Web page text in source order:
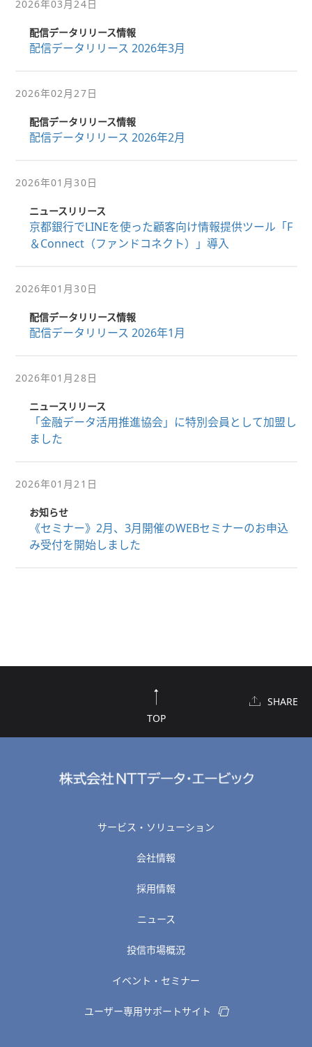
2026年03月24日
配信データリリース情報
配信データリリース 2026年3月
2026年02月27日
配信データリリース情報
配信データリリース 2026年2月
2026年01月30日
ニュースリリース
京都銀行でLINEを使った顧客向け情報提供ツール「F
＆Connect（ファンドコネクト）」導入
2026年01月30日
配信データリリース情報
配信データリリース 2026年1月
2026年01月28日
ニュースリリース
「金融データ活用推進協会」に特別会員として加盟し
ました
2026年01月21日
お知らせ
《セミナー》2月、3月開催のWEBセミナーのお申込
み受付を開始しました
TOP
SHARE
サービス・ソリューション
会社情報
採用情報
ニュース
投信市場概況
イベント・セミナー
ユーザー専用サポートサイト